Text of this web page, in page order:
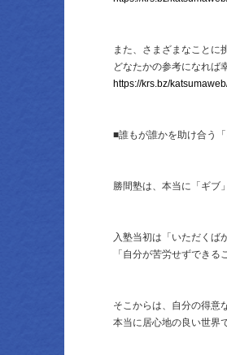
また、さまざまなことに
どなたかの参考になれば
https://krs.bz/
■誰もが誰かを助け合う
勝間塾は、本当に「ギブ
入塾当初は「いただくば
「自分が苦労せずでき
そこからは、自分の得意
本当に居心地の良い世界